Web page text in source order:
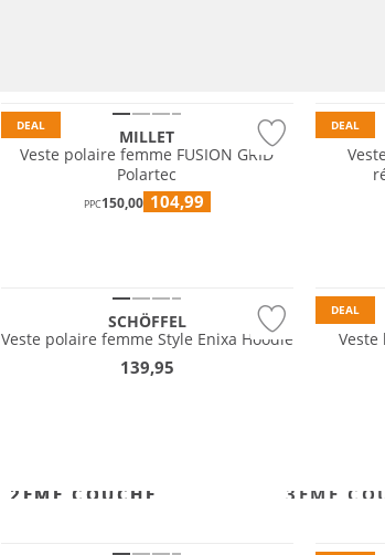
DEAL
MILLET
Veste polaire femme FUSION GRID
Polartec
PPC150,00 104,99
DEAL
SCHÖFFEL
Veste polaire femme Style Enixa Hoodie
139,95
DEAL
Veste
2ÈME COUCHE
2ÈME COUCHE 3ÈME